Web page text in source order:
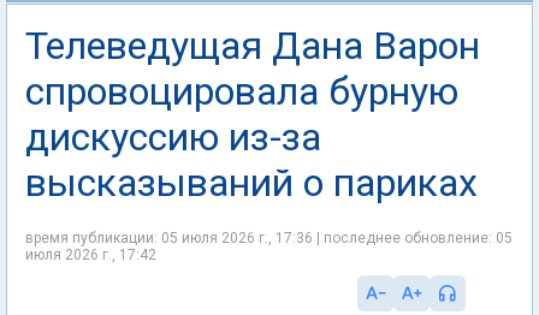
Телеведущая Дана Варон
спровоцировала бурную
дискуссию из-за
высказываний о париках
время публикации: 05 июля 2026 г., 17:36 | последнее обновление: 05
июля 2026 г., 17:42